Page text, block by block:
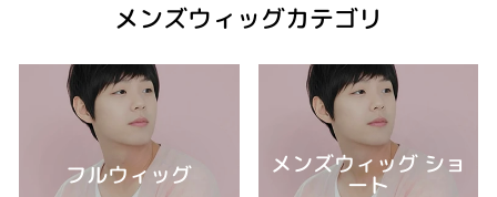
メンズウィッグカテゴリ
フルウィッグ メンズウィッグ ショ
ート